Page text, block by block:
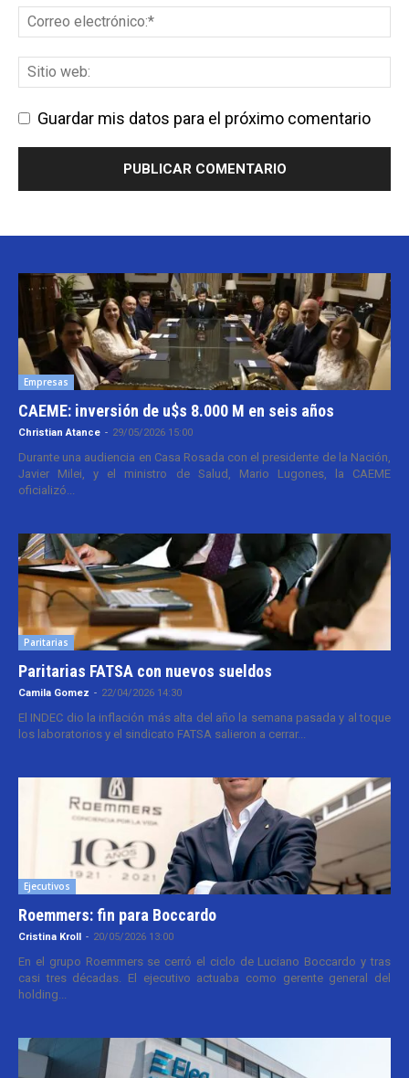
Guardar mis datos para el próximo comentario
Empresas
CAEME: inversión de u$s 8.000 M en seis años
Christian Atance - 29/05/2026 15:00
Durante una audiencia en Casa Rosada con el presidente de la Nación,
Javier Milei, y el ministro de Salud, Mario Lugones, la CAEME
oficializó...
Paritarias
Paritarias FATSA con nuevos sueldos
Camila Gomez - 22/04/2026 14:30
El INDEC dio la inflación más alta del año la semana pasada y al toque
los laboratorios y el sindicato FATSA salieron a cerrar...
Ejecutivos
Roemmers: fin para Boccardo
Cristina Kroll - 20/05/2026 13:00
En el grupo Roemmers se cerró el ciclo de Luciano Boccardo y tras
casi tres décadas. El ejecutivo actuaba como gerente general del
holding...